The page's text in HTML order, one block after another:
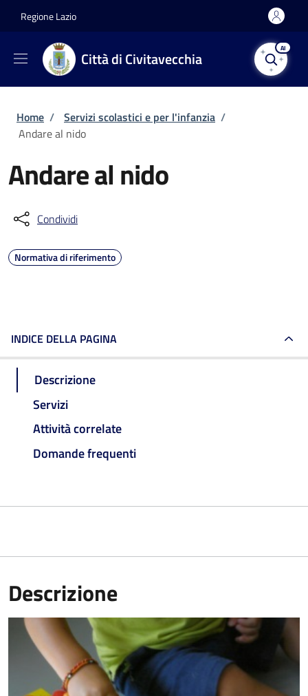
Regione Lazio
Città di Civitavecchia
AI
Briciole di pane
Home / Servizi scolastici e per l'infanzia /
Andare al nido
Andare al nido
Condividi
Normativa di riferimento
INDICE DELLA PAGINA
Descrizione
Servizi
Attività correlate
Domande frequenti
Descrizione